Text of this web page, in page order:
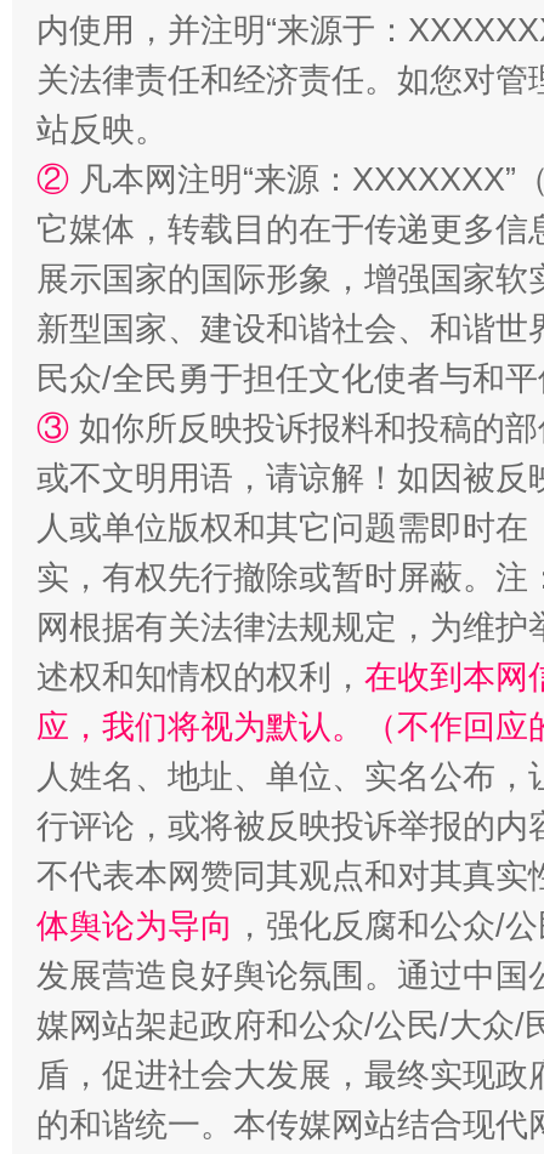
国家大学科技园优化重塑工作
扯下公款旅游的“隐身衣” 如何以
“蜀中异人”王建安的艺术幻境
内使用，并注明“来源于：
关法律责任和经济责任。如您对
站反映。
② 凡本网注明“来源：
它媒体，转载目的在于传递更多
展示国家的国际形象，增强国家
新型国家、建设和谐社会、和谐
民众/全民勇于担任文化使者与和
③ 如你所反映投诉报料和投稿的
或不文明用语，请谅解！如因被
人或单位版权和其它问题需即时在
实，有权先行撤除或暂时屏蔽。
网根据有关法律法规规定，为维
述权和知情权的权利， 在收到本网
应，我们将视为默认。（不作回应
人姓名、地址、单位、实名公布
行评论，或将被反映投诉举报的
不代表本网赞同其观点和对其真实
体舆论为导向 ，强化反腐和公众/
发展营造良好舆论氛围。通过中
媒网站架起政府和公众/公民/大众/
盾，促进社会大发展，最终实现
的和谐统一。本传媒网站结合现